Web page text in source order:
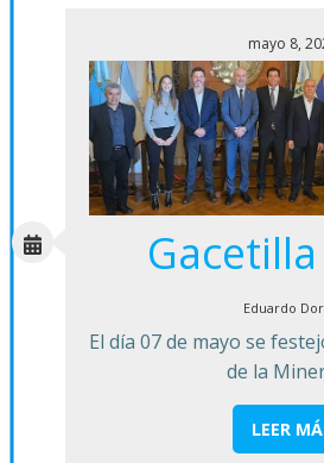
mayo 8,
Eduardo
El día 07 de mayo se
de la
LEER